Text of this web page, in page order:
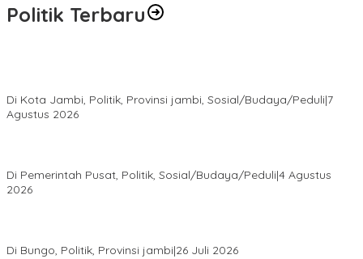
Politik Terbaru
Di Kota Jambi, Politik, Provinsi jambi, Sosial/Budaya/Peduli|7
Agustus 2026
Di Pemerintah Pusat, Politik, Sosial/Budaya/Peduli|4 Agustus
2026
Di Bungo, Politik, Provinsi jambi|26 Juli 2026